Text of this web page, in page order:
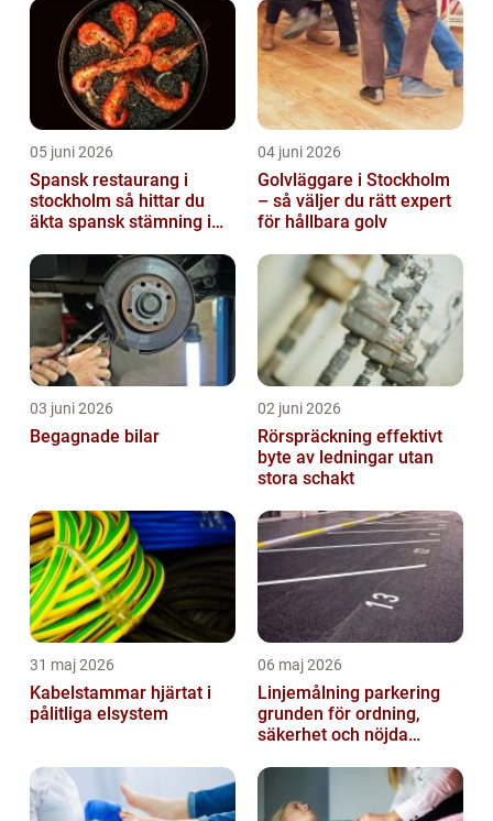
05 juni 2026
Spansk restaurang i
stockholm så hittar du
äkta spansk stämning i
04 juni 2026
Golvläggare i Stockholm
– så väljer du rätt expert
för hållbara golv
03 juni 2026
Begagnade bilar
02 juni 2026
Rörspräckning effektivt
byte av ledningar utan
stora schakt
31 maj 2026
Kabelstammar hjärtat i
pålitliga elsystem
06 maj 2026
Linjemålning parkering
grunden för ordning,
säkerhet och nöjda